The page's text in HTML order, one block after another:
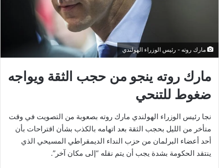
مارك روته - رئيس الوزراء الهولندي
مارك روته ينجو من حجب الثقة ويواجه
ضغوط للتنحي
نجا رئيس الوزراء الهولندي مارك روته بصعوبة من التصويت في وقت
متأخر من الليل بحجب الثقة بعد اتهامه بالكذب بشأن اقتراحات بأن
أحد أعضاء البرلمان من حزب النداء الديمقراطي المسيحي الذي
ينتقد الحكومة بشدة يجب أن يتم نقله “إلى مكان آخر”.